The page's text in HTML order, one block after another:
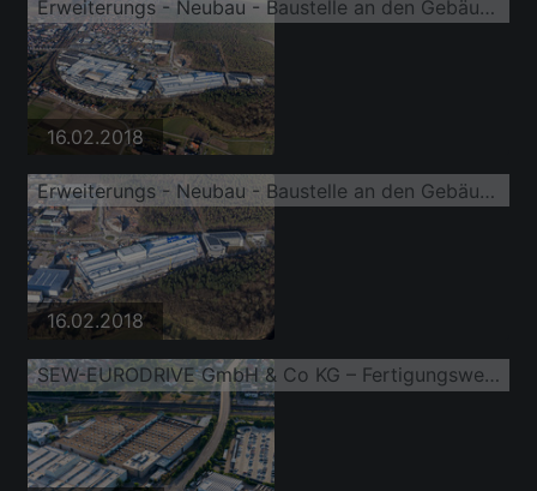
Erweiterungs - Neubau - Baustelle an den Gebäuden und Produktionshallen des Werksgelände der SEW-EURODRIVE GmbH & Co KG
16.02.2018
Erweiterungs - Neubau - Baustelle an den Gebäuden und Produktionshallen des Werksgelände der SEW-EURODRIVE GmbH & Co KG
16.02.2018
SEW-EURODRIVE GmbH & Co KG – Fertigungswerk und SCC Mechanik/Mechatronik